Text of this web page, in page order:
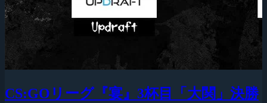
CS:GOリーグ『宴』3杯目「大関」決勝